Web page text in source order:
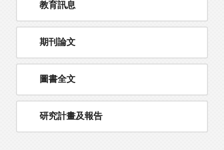
教育訊息
期刊論文
圖書全文
研究計畫及報告